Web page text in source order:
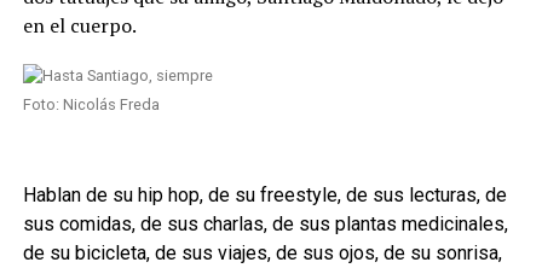
en el cuerpo.
Foto: Nicolás Freda
Hablan de su hip hop, de su freestyle, de sus lecturas, de
sus comidas, de sus charlas, de sus plantas medicinales,
de su bicicleta, de sus viajes, de sus ojos, de su sonrisa,